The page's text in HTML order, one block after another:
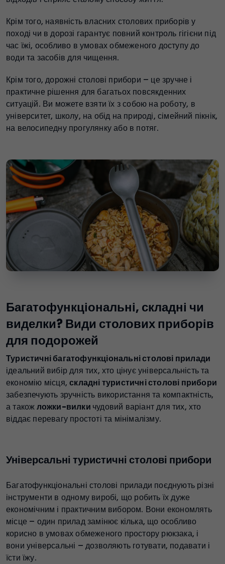
Крім того, наявність власних столових приборів у
поході чи в дорозі гарантує повний контроль гігієни під
час їжі, особливо в умовах обмеженого доступу до
води та засобів для чищення.
Крім того, дорожні столові прибори – це зручне і
практичне рішення для багатьох повсякденних
ситуацій. Ви можете взяти їх з собою на роботу, в
університет, школу, на обід на природі, сімейний пікнік,
на велосипедну прогулянку або в потяг.
Багатофункціональні, складні чи
виделки? Види столових приборів
для подорожей
Туристичні багатофункціональні столові прилади
ідеальний вибір для тих, хто цінує універсальність та
економію місця,складні туристичні столові прибори
забезпечують зручність використання та компактність,
а такожложки-вилки чудовий варіант для тих, хто
віддає перевагу простоті та мінімалізму.
Універсальні туристичні столові прибори
Багатофункціональні столові прилади поєднують різні
інструменти в одному виробі, що робить їх дуже
економічним і практичним вибором. Вони економлять
місце – один прилад замінює кілька, що особливо
корисно в умовах обмеженого простору рюкзака, і
вони універсальні – дозволяють готувати, подавати і
їсти їжу.